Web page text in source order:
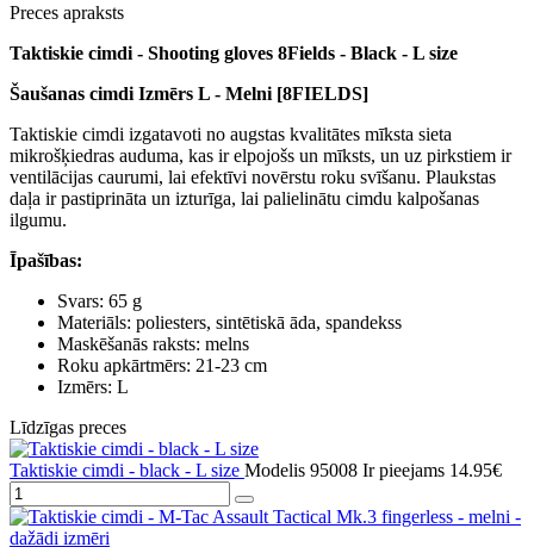
Preces apraksts
Taktiskie cimdi - Shooting gloves 8Fields - Black - L size
Šaušanas cimdi Izmērs L - Melni [8FIELDS]
Taktiskie cimdi izgatavoti no augstas kvalitātes mīksta sieta
mikrošķiedras auduma, kas ir elpojošs un mīksts, un uz pirkstiem ir
ventilācijas caurumi, lai efektīvi novērstu roku svīšanu. Plaukstas
daļa ir pastiprināta un izturīga, lai palielinātu cimdu kalpošanas
ilgumu.
Īpašības:
Svars: 65 g
Materiāls: poliesters, sintētiskā āda, spandekss
Maskēšanās raksts: melns
Roku apkārtmērs: 21-23 cm
Izmērs: L
Līdzīgas preces
Taktiskie cimdi - black - L size Modelis 95008 Ir pieejams 14.95€